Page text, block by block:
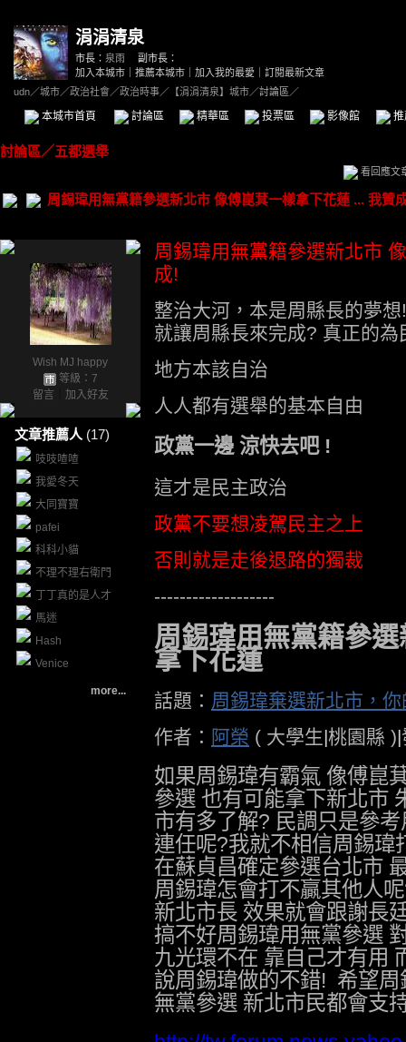
涓涓清泉
市長： 泉雨
副市長：
加入本城市
推薦本城市 加入我的最愛
訂閱最新文章
udn／城市／政治社會／政治時事／ 【涓涓清泉】城市／討論區／
本城市首頁 討論區 精華區 投票區 影像館
討論區／五都選舉
看回應文
周錫瑋用無黨籍參選新北市 像傅崑萁一樣拿下花蓮 ... 我贊
Wish MJ happy
等級：7
留言
加入好友
文章推薦人 (17)
吱吱喳喳
我愛冬天
大同寶寶
pafei
科科小貓
不理不理右衛門
丁丁真的是人才
馬迷
Hash
Venice
more...
周錫瑋用無黨籍參選新北市
成!
整治大河，本是周縣長的夢
就讓周縣長來完成? 真正的為
地方本該自治
人人都有選舉的基本自由
政黨一邊 涼快去吧 !
這才是民主政治
政黨不要想凌駕民主之上
否則就是走後退路的獨裁
-------------------
周錫瑋用無黨籍參
拿下花蓮
話題： 周錫瑋棄選新北市，
作者： 阿榮 ( 大學生|桃園縣 )|
如果周錫瑋有霸氣 像傅崑
參選 也有可能拿下新北市
市有多了解? 民調只是參
連任呢?我就不相信周錫瑋
在蘇貞昌確定參選台北市
周錫瑋怎會打不贏其他人
新北市長 效果就會跟謝長
搞不好周錫瑋用無黨參選
九光環不在 靠自己才有用
說周錫瑋做的不錯! 希望
無黨參選 新北市民都會支